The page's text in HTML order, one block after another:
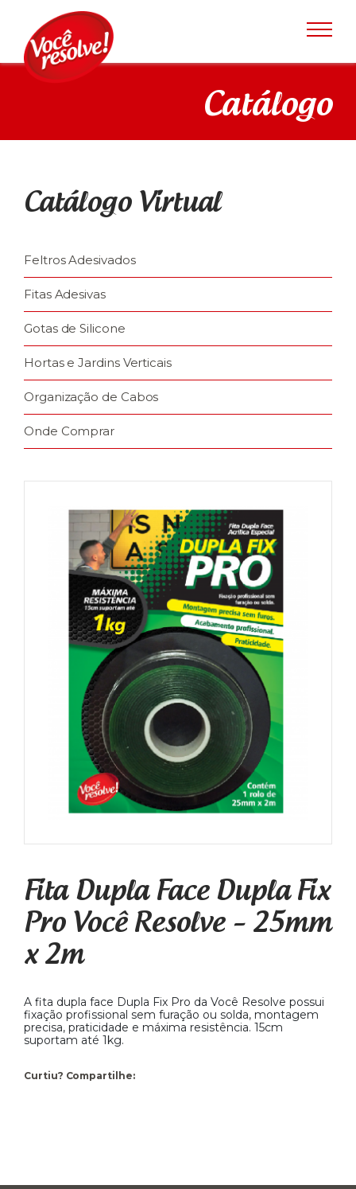
Catálogo
Catálogo Virtual
Feltros Adesivados
Fitas Adesivas
Gotas de Silicone
Hortas e Jardins Verticais
Organização de Cabos
Onde Comprar
Fita Dupla Face Dupla Fix
Pro Você Resolve – 25mm
x 2m
A fita dupla face Dupla Fix Pro da Você Resolve possui
fixação profissional sem furação ou solda, montagem
precisa, praticidade e máxima resistência. 15cm
suportam até 1kg.
Curtiu? Compartilhe: